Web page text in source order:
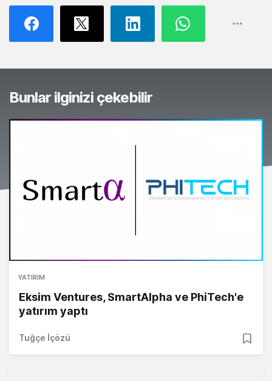
Bunlar ilginizi çekebilir
YATIRIM
Eksim Ventures, SmartAlpha ve PhiTech'e
yatırım yaptı
Tuğçe İçözü